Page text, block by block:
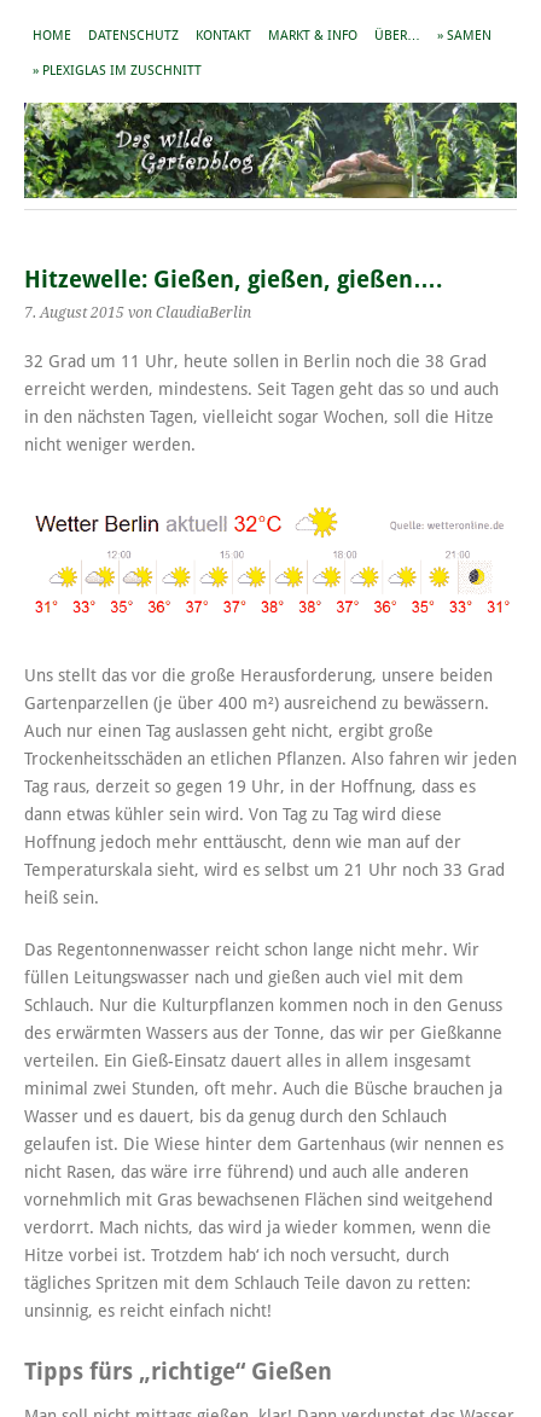
HOME DATENSCHUTZ KONTAKT MARKT & INFO ÜBER… » SAMEN
» PLEXIGLAS IM ZUSCHNITT
Hitzewelle: Gießen, gießen, gießen….
7. August 2015 von ClaudiaBerlin
32 Grad um 11 Uhr, heute sollen in Berlin noch die 38 Grad
erreicht werden, mindestens. Seit Tagen geht das so und auch
in den nächsten Tagen, vielleicht sogar Wochen, soll die Hitze
nicht weniger werden.
Uns stellt das vor die große Herausforderung, unsere beiden
Gartenparzellen (je über 400 m²) ausreichend zu bewässern.
Auch nur einen Tag auslassen geht nicht, ergibt große
Trockenheitsschäden an etlichen Pflanzen. Also fahren wir jeden
Tag raus, derzeit so gegen 19 Uhr, in der Hoffnung, dass es
dann etwas kühler sein wird. Von Tag zu Tag wird diese
Hoffnung jedoch mehr enttäuscht, denn wie man auf der
Temperaturskala sieht, wird es selbst um 21 Uhr noch 33 Grad
heiß sein.
Das Regentonnenwasser reicht schon lange nicht mehr. Wir
füllen Leitungswasser nach und gießen auch viel mit dem
Schlauch. Nur die Kulturpflanzen kommen noch in den Genuss
des erwärmten Wassers aus der Tonne, das wir per Gießkanne
verteilen. Ein Gieß-Einsatz dauert alles in allem insgesamt
minimal zwei Stunden, oft mehr. Auch die Büsche brauchen ja
Wasser und es dauert, bis da genug durch den Schlauch
gelaufen ist. Die Wiese hinter dem Gartenhaus (wir nennen es
nicht Rasen, das wäre irre führend) und auch alle anderen
vornehmlich mit Gras bewachsenen Flächen sind weitgehend
verdorrt. Mach nichts, das wird ja wieder kommen, wenn die
Hitze vorbei ist. Trotzdem hab‘ ich noch versucht, durch
tägliches Spritzen mit dem Schlauch Teile davon zu retten:
unsinnig, es reicht einfach nicht!
Tipps fürs „richtige“ Gießen